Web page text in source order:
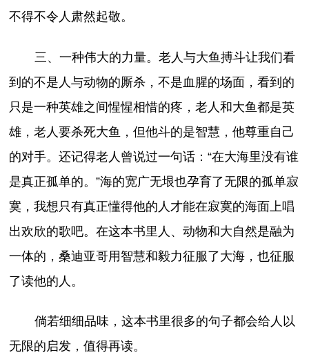
不得不令人肃然起敬。
三、一种伟大的力量。老人与大鱼搏斗让我们看
到的不是人与动物的厮杀，不是血腥的场面，看到的
只是一种英雄之间惺惺相惜的疼，老人和大鱼都是英
雄，老人要杀死大鱼，但他斗的是智慧，他尊重自己
的对手。还记得老人曾说过一句话：“在大海里没有谁
是真正孤单的。”海的宽广无垠也孕育了无限的孤单寂
寞，我想只有真正懂得他的人才能在寂寞的海面上唱
出欢欣的歌吧。在这本书里人、动物和大自然是融为
一体的，桑迪亚哥用智慧和毅力征服了大海，也征服
了读他的人。
倘若细细品味，这本书里很多的句子都会给人以
无限的启发，值得再读。